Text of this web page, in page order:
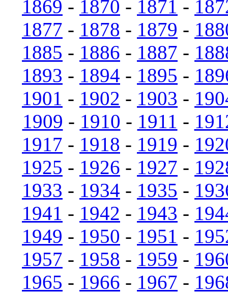
1869 - 1870 - 1871 -
1877 - 1878 - 1879 -
1885 - 1886 - 1887 -
1893 - 1894 - 1895 -
1901 - 1902 - 1903 -
1909 - 1910 - 1911 -
1917 - 1918 - 1919 -
1925 - 1926 - 1927 -
1933 - 1934 - 1935 -
1941 - 1942 - 1943 -
1949 - 1950 - 1951 -
1957 - 1958 - 1959 -
1965 - 1966 - 1967 -